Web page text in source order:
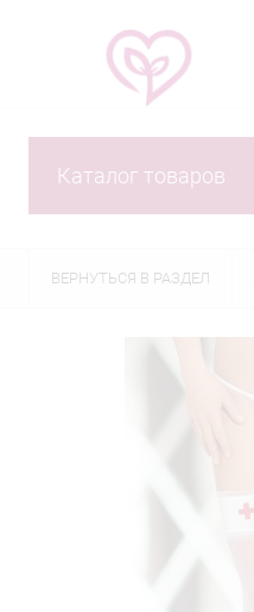
Каталог товаров
ВЕРНУТЬСЯ В РАЗДЕЛ